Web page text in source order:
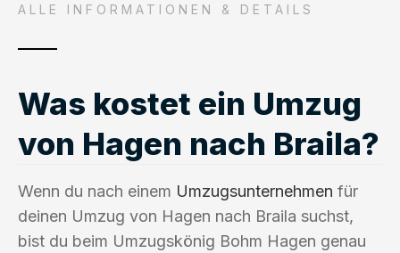
ALLE INFORMATIONEN & DETAILS
Was kostet ein Umzug
von Hagen nach Braila?
Wenn du nach einem Umzugsunternehmen für
deinen Umzug von Hagen nach Braila suchst,
bist du beim Umzugskönig Bohm Hagen genau